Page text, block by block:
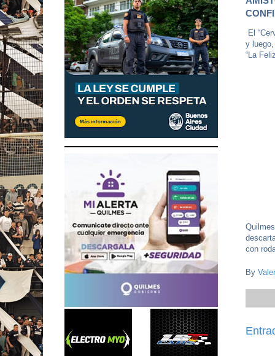
El
y
“La
con
By